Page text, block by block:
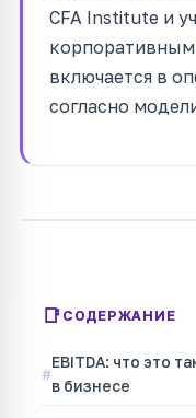
CFA Institute и
включается в
согласно
СОДЕРЖАНИЕ
EBITDA: что это
в бизнесе